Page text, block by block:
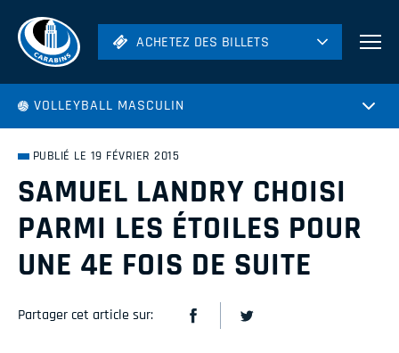
ACHETEZ DES BILLETS
Hockey
ACHETEZ DES BILLETS
VOLLEYBALL MASCULIN
PUBLIÉ LE 19 FÉVRIER 2015
SAMUEL LANDRY CHOISI
PARMI LES ÉTOILES POUR
UNE 4E FOIS DE SUITE
Partager cet article sur: